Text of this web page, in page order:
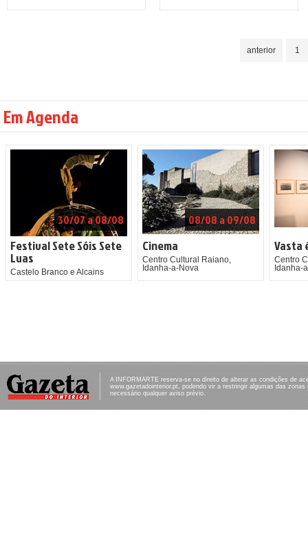
anterior 1
Em Agenda
30/07 a 08/08
Festival Sete Sóis Sete
Luas
Castelo Branco e Alcains
08/08 a 09/08
Cinema
Centro Cultural Raiano,
Idanha-a-Nova
Vasta
Centro
Idanha-
A INFORMARTE reserva-se no direito de alterar as condições de
www.gazetadointerior.pt, podendo vir a restringir algumas das
necessário qualquer aviso prévio.